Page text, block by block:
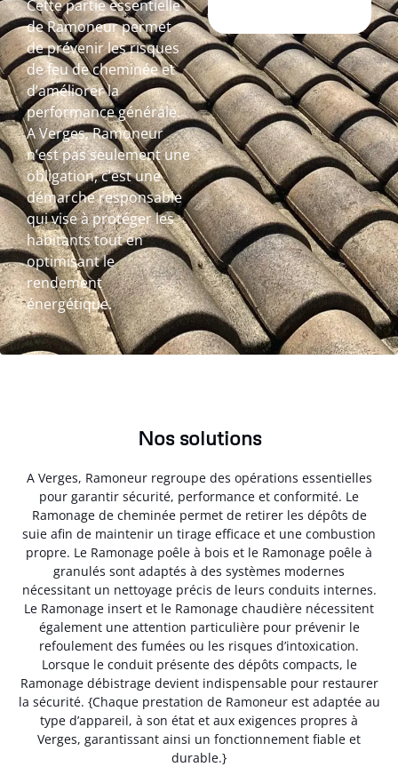
Cette partie essentielle
de Ramoneur permet
de prévenir les risques
de feu de cheminée et
d’améliorer la
performance générale.
A Verges, Ramoneur
n’est pas seulement une
obligation, c’est une
démarche responsable
qui vise à protéger les
habitants tout en
optimisant le
rendement
énergétique.
Nos solutions
A Verges, Ramoneur regroupe des opérations essentielles
pour garantir sécurité, performance et conformité. Le
Ramonage de cheminée permet de retirer les dépôts de
suie afin de maintenir un tirage efficace et une combustion
propre. Le Ramonage poêle à bois et le Ramonage poêle à
granulés sont adaptés à des systèmes modernes
nécessitant un nettoyage précis de leurs conduits internes.
Le Ramonage insert et le Ramonage chaudière nécessitent
également une attention particulière pour prévenir le
refoulement des fumées ou les risques d’intoxication.
Lorsque le conduit présente des dépôts compacts, le
Ramonage débistrage devient indispensable pour restaurer
la sécurité. {Chaque prestation de Ramoneur est adaptée au
type d’appareil, à son état et aux exigences propres à
Verges, garantissant ainsi un fonctionnement fiable et
durable.}